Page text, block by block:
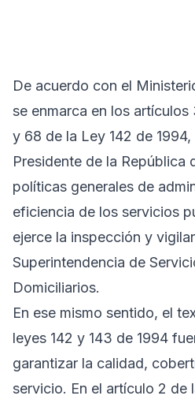
De acuerdo con el
se enmarca en los
y 68 de la Ley 142 de
Presidente de la República
políticas generales de
eficiencia de los servicios
ejerce la inspección y
Superintendencia de
Domiciliarios.
En ese mismo sentido, el
leyes 142 y 143 de 1994
garantizar la calidad,
servicio. En el artículo 2 de